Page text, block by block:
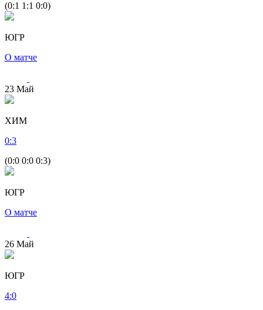
(0:1 1:1 0:0)
ЮГР
О матче
23 Май
ХИМ
0:3
(0:0 0:0 0:3)
ЮГР
О матче
26 Май
ЮГР
4:0